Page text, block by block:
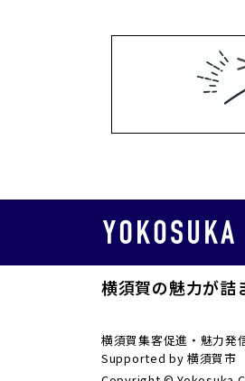
横須賀の魅力が詰
横須賀集客促進・魅力発
Supported by 横須賀市